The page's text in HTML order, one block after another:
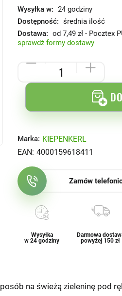
Wysyłka w: 24 godziny
Dostępność: średnia ilość
Dostawa: od 7,49 zł - Pocztex
sprawdź formy dostawy
Marka: KIEPENKERL
EAN: 4000159618411
Zamów
Wysyłka
w 24 godziny
Darmowa
powyżej 150 zł
na świeżą zieleninę pod